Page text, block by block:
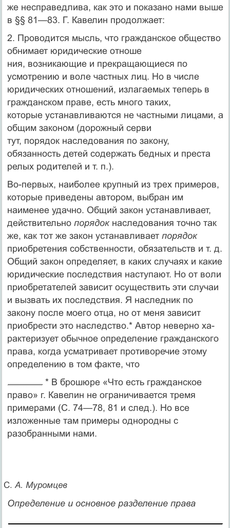
же несправедлива, как это и показано нами выше
в §§ 81—83. Г. Ка­велин продолжает:
2. Проводится мысль, что гражданское общество
обнимает юридические отноше­
ния, возникающие и прекращающиеся по
усмотрению и воле частных лиц. Но в числе
юридических отношений, излагаемых теперь в
гражданском праве, есть много таких,
которые устанавливаются не частными лицами, а
общим законом (дорожный серви­
тут, порядок наследования по закону,
обязанность детей содержать бедных и преста­
релых родителей и т. п.).
Во-первых, наиболее крупный из трех примеров,
которые приведены автором, выбран им
наименее удачно. Общий закон устанавливает,
действительно порядок наследования точно так
же, как тот же закон устанавливает порядок
приобретения соб­ственности, обязательств и т. д.
Общий закон определяет, в ка­ких случаях и какие
юридические последствия наступают. Но от воли
приобретателей зависит осуществить эти случаи
и вызвать их последствия. Я наследник по
закону после моего отца, но от меня зависит
приобрести это наследство.* Автор неверно ха­
рактеризует обычное определение гражданского
права, когда ус­матривает противоречие этому
определению в том факте, что
* В брошюре «Что есть гражданское
право» г. Кавелин не ограничивается тремя
примерами (С. 74—78, 81 и след.). Но все
изложенные там примеры однородны с
разобранными нами.
С. А. Муромцев
Определение и основное разделение права